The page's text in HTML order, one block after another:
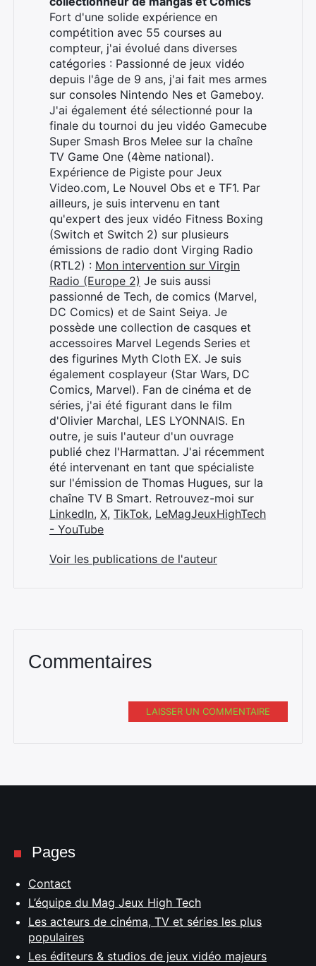
Fort d'une solide expérience en
compétition avec 55 courses au
compteur, j'ai évolué dans diverses
catégories : Passionné de jeux vidéo
depuis l'âge de 9 ans, j'ai fait mes armes
sur consoles Nintendo Nes et Gameboy.
J'ai également été sélectionné pour la
finale du tournoi du jeu vidéo Gamecube
Super Smash Bros Melee sur la chaîne
TV Game One (4ème national).
Expérience de Pigiste pour Jeux
Video.com, Le Nouvel Obs et e TF1. Par
ailleurs, je suis intervenu en tant
qu'expert des jeux vidéo Fitness Boxing
(Switch et Switch 2) sur plusieurs
émissions de radio dont Virging Radio
(RTL2) : Mon intervention sur Virgin
Radio (Europe 2) Je suis aussi
passionné de Tech, de comics (Marvel,
DC Comics) et de Saint Seiya. Je
possède une collection de casques et
accessoires Marvel Legends Series et
des figurines Myth Cloth EX. Je suis
également cosplayeur (Star Wars, DC
Comics, Marvel). Fan de cinéma et de
séries, j'ai été figurant dans le film
d'Olivier Marchal, LES LYONNAIS. En
outre, je suis l'auteur d'un ouvrage
publié chez l'Harmattan. J'ai récemment
été intervenant en tant que spécialiste
sur l'émission de Thomas Hugues, sur la
chaîne TV B Smart. Retrouvez-moi sur
LinkedIn, X, TikTok, LeMagJeuxHighTech
- YouTube
Voir les publications de l'auteur
Commentaires
LAISSER UN COMMENTAIRE
Pages
Contact
L’équipe du Mag Jeux High Tech
Les acteurs de cinéma, TV et séries les plus
populaires
Les éditeurs & studios de jeux vidéo majeurs
Rechercher
: